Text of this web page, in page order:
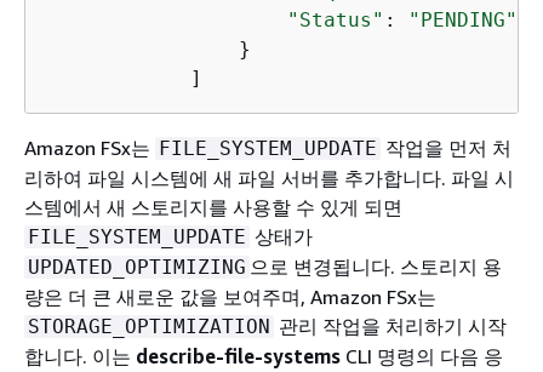
"Status" : "PENDING"
                }
            ]
Amazon FSx는 FILE_SYSTEM_UPDATE 작업을 먼저 처
리하여 파일 시스템에 새 파일 서버를 추가합니다. 파일 시
스템에서 새 스토리지를 사용할 수 있게 되면
FILE_SYSTEM_UPDATE 상태가
UPDATED_OPTIMIZING 으로 변경됩니다. 스토리지 용
량은 더 큰 새로운 값을 보여주며, Amazon FSx는
STORAGE_OPTIMIZATION 관리 작업을 처리하기 시작
합니다. 이는 describe-file-systems CLI 명령의 다음 응